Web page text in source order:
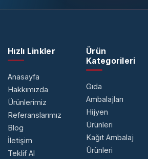
Hızlı Linkler
Anasayfa
Hakkımızda
Ürünlerimiz
Referanslarımız
Blog
İletişim
Teklif Al
Ürün
Kategorileri
Gıda
Ambalajları
Hijyen
Ürünleri
Kağıt Ambalaj
Ürünleri